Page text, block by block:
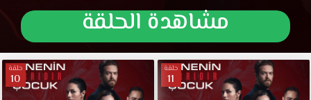
4
مترجمة
مترجمة
موقع
قصة
عشق
الموقع
مشاهدة الحلقة
حلقة
11
حلقة
10